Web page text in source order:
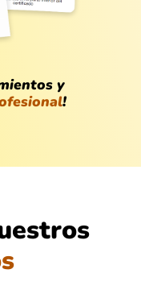
y
!
enseñanza...